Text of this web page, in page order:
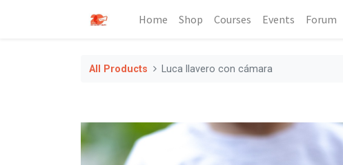
Home Shop Courses Events Forum
All Products Luca llavero con cámara